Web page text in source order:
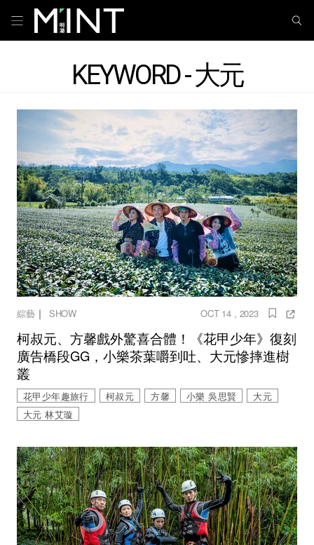
KEYWORD - 大元
綜藝｜ SHOW OCT 14 , 2023
柯叔元、方馨戲外驚喜合體！《花甲少年》復刻
廣告橋段GG，小樂茶葉嚼到吐、大元慘摔進樹
叢
花甲少年趣旅行 柯叔元 方馨 小樂 吳思賢
大元
大元 林艾璇